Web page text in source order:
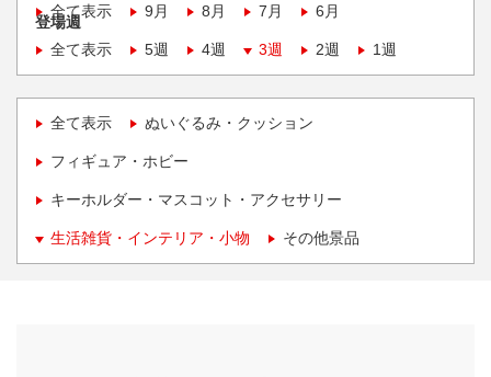
全て表示
9月 8月 7月 6月
登場週
全て表示
5週 4週 3週 2週 1週
全て表示 ぬいぐるみ・クッション
フィギュア・ホビー
キーホルダー・マスコット・アクセサリー
生活雑貨・インテリア・小物 その他景品